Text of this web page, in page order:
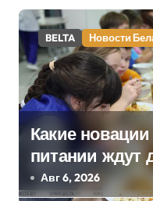
а
п
и
с
я
м
BELTA Новости
Какие
питании ждут
рассказали в
Авг 6, 2026